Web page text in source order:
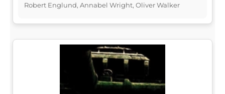
Robert Englund, Annabel Wright, Oliver Walker